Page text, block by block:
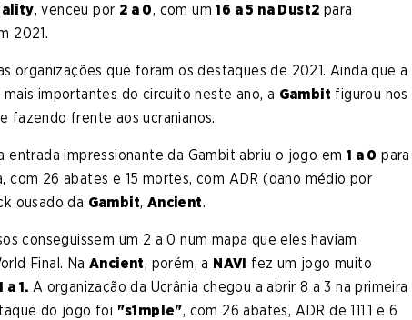
, venceu por 2 a 0, com um16 a 5 na Dust2 para
2021.
organizações que foram os destaques de 2021. Ainda que a
importantes do circuito neste ano, a Gambit figurou nos
fazendo frente aos ucranianos.
entrada impressionante da Gambit abriu o jogo em 1 a 0 para
com 26 abates e 15 mortes, com ADR (dano médio por
ousado da Gambit, Ancient.
conseguissem um 2 a 0 num mapa que eles haviam
Final. Na Ancient, porém, a NAVI fez um jogo muito
a 1. A organização da Ucrânia chegou a abrir 8 a 3 na primeira
do jogo foi "s1mple", com 26 abates, ADR de 111.1 e 6